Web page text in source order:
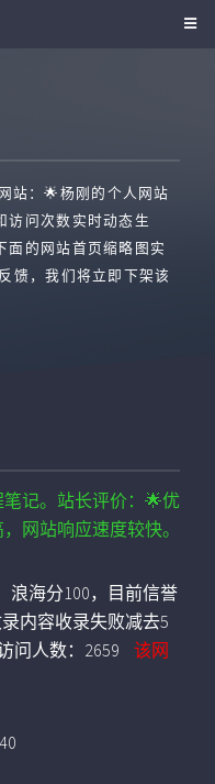
站：🌟杨刚的个人网站
访问次数实时动态生
面的网站首页缩略图实
馈，我们将立即下架该
笔记。站长评价：🌟优
网站响应速度较快。
浪海分100，目前信誉
内容收录失败减去5
问人数： 2659
该网